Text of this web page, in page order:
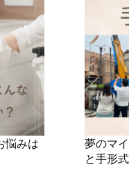
悩みは
夢のマ
と手形